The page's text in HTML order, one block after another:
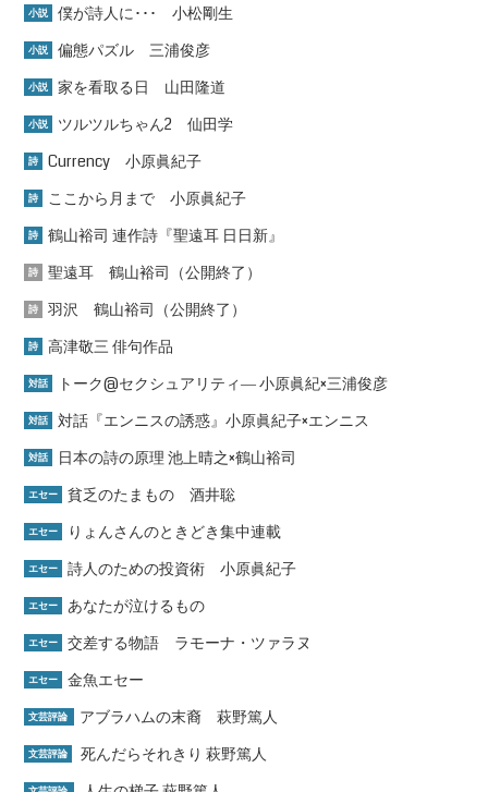
小説 僕が詩人に･･･ 小松剛生
小説 偏態パズル 三浦俊彦
小説 家を看取る日 山田隆道
小説 ツルツルちゃん2 仙田学
詩 Currency 小原眞紀子
詩 ここから月まで 小原眞紀子
詩 鶴山裕司 連作詩『聖遠耳 日日新』
詩 聖遠耳 鶴山裕司（公開終了）
詩 羽沢 鶴山裕司（公開終了）
詩 高津敬三 俳句作品
対話 トーク@セクシュアリティ― 小原眞紀×三浦俊彦
対話 対話『エンニスの誘惑』小原眞紀子×エンニス
対話 日本の詩の原理 池上晴之×鶴山裕司
エセー 貧乏のたまもの 酒井聡
エセー りょんさんのときどき集中連載
エセー 詩人のための投資術 小原眞紀子
エセー あなたが泣けるもの
エセー 交差する物語 ラモーナ・ツァラヌ
エセー 金魚エセー
文芸評論 アブラハムの末裔 萩野篤人
文芸評論 死んだらそれきり 萩野篤人